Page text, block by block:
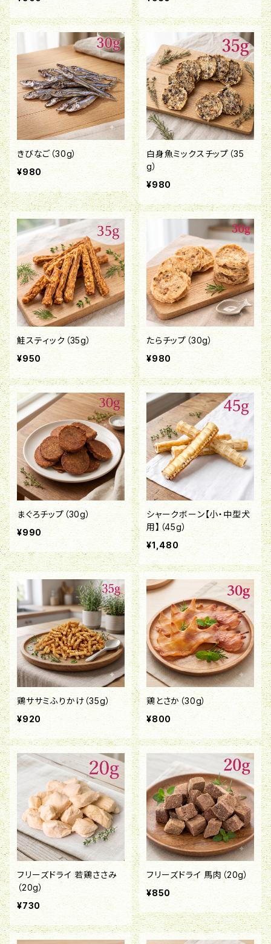
きびなご（30g）
¥980
白身魚ミックスチップ（35
g）
¥980
鮭スティック（35g）
¥950
たらチップ（30g）
¥980
まぐろチップ（30g）
¥990
シャークボーン【小・中型犬
用】（45g）
¥1,480
鶏ササミふりかけ（35g）
¥920
鶏とさか（30g）
¥800
フリーズドライ 若鶏ささみ
（20g）
¥730
フリーズドライ 馬肉（20g）
¥850